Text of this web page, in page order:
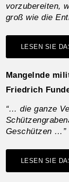
vorzubereiten,
groß wie die
LESEN SIE
Mangelnde
Friedrich
“… die ganze
Geschützen …”
LESEN SIE